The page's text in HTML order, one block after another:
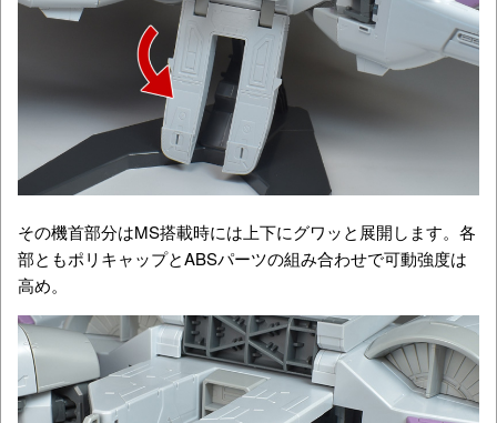
その機首部分はMS搭載時には上下にグワッと展開します。各
部ともポリキャップとABSパーツの組み合わせで可動強度は
高め。